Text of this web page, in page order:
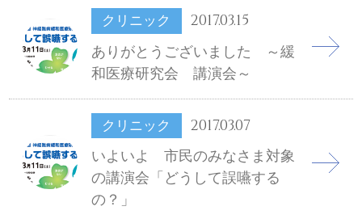
クリニック 2017.03.15
ありがとうございました ～緩
和医療研究会 講演会～
クリニック 2017.03.07
いよいよ 市民のみなさま対象
の講演会「どうして誤嚥する
の？」